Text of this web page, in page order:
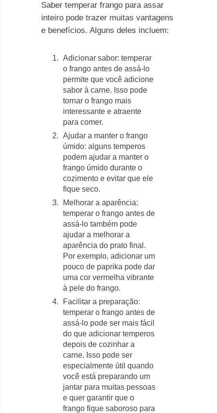
Saber temperar frango para assar
inteiro pode trazer muitas vantagens
e benefícios. Alguns deles incluem:
Adicionar sabor: temperar
o frango antes de assá-lo
permite que você adicione
sabor à carne. Isso pode
tornar o frango mais
interessante e atraente
para comer.
Ajudar a manter o frango
úmido: alguns temperos
podem ajudar a manter o
frango úmido durante o
cozimento e evitar que ele
fique seco.
Melhorar a aparência:
temperar o frango antes de
assá-lo também pode
ajudar a melhorar a
aparência do prato final.
Por exemplo, adicionar um
pouco de paprika pode dar
uma cor vermelha vibrante
à pele do frango.
Facilitar a preparação:
temperar o frango antes de
assá-lo pode ser mais fácil
do que adicionar temperos
depois de cozinhar a
carne. Isso pode ser
especialmente útil quando
você está preparando um
jantar para muitas pessoas
e quer garantir que o
frango fique saboroso para